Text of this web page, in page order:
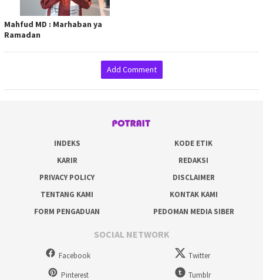
Mahfud MD : Marhaban ya
Ramadan
Add Comment
INDEKS
KODE ETIK
KARIR
REDAKSI
PRIVACY POLICY
DISCLAIMER
TENTANG KAMI
KONTAK KAMI
FORM PENGADUAN
PEDOMAN MEDIA SIBER
SOCIAL NETWORK
Facebook
Twitter
Pinterest
Tumblr